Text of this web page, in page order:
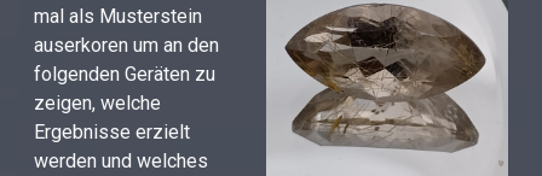
mal als Musterstein
auserkoren um an den
folgenden Geräten zu
zeigen, welche
Ergebnisse erzielt
werden und welches